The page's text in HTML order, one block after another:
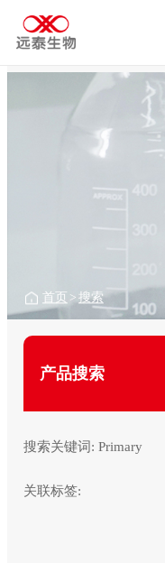
产品搜索
首页 > 搜索
搜索关键词: Primary
关联标签: